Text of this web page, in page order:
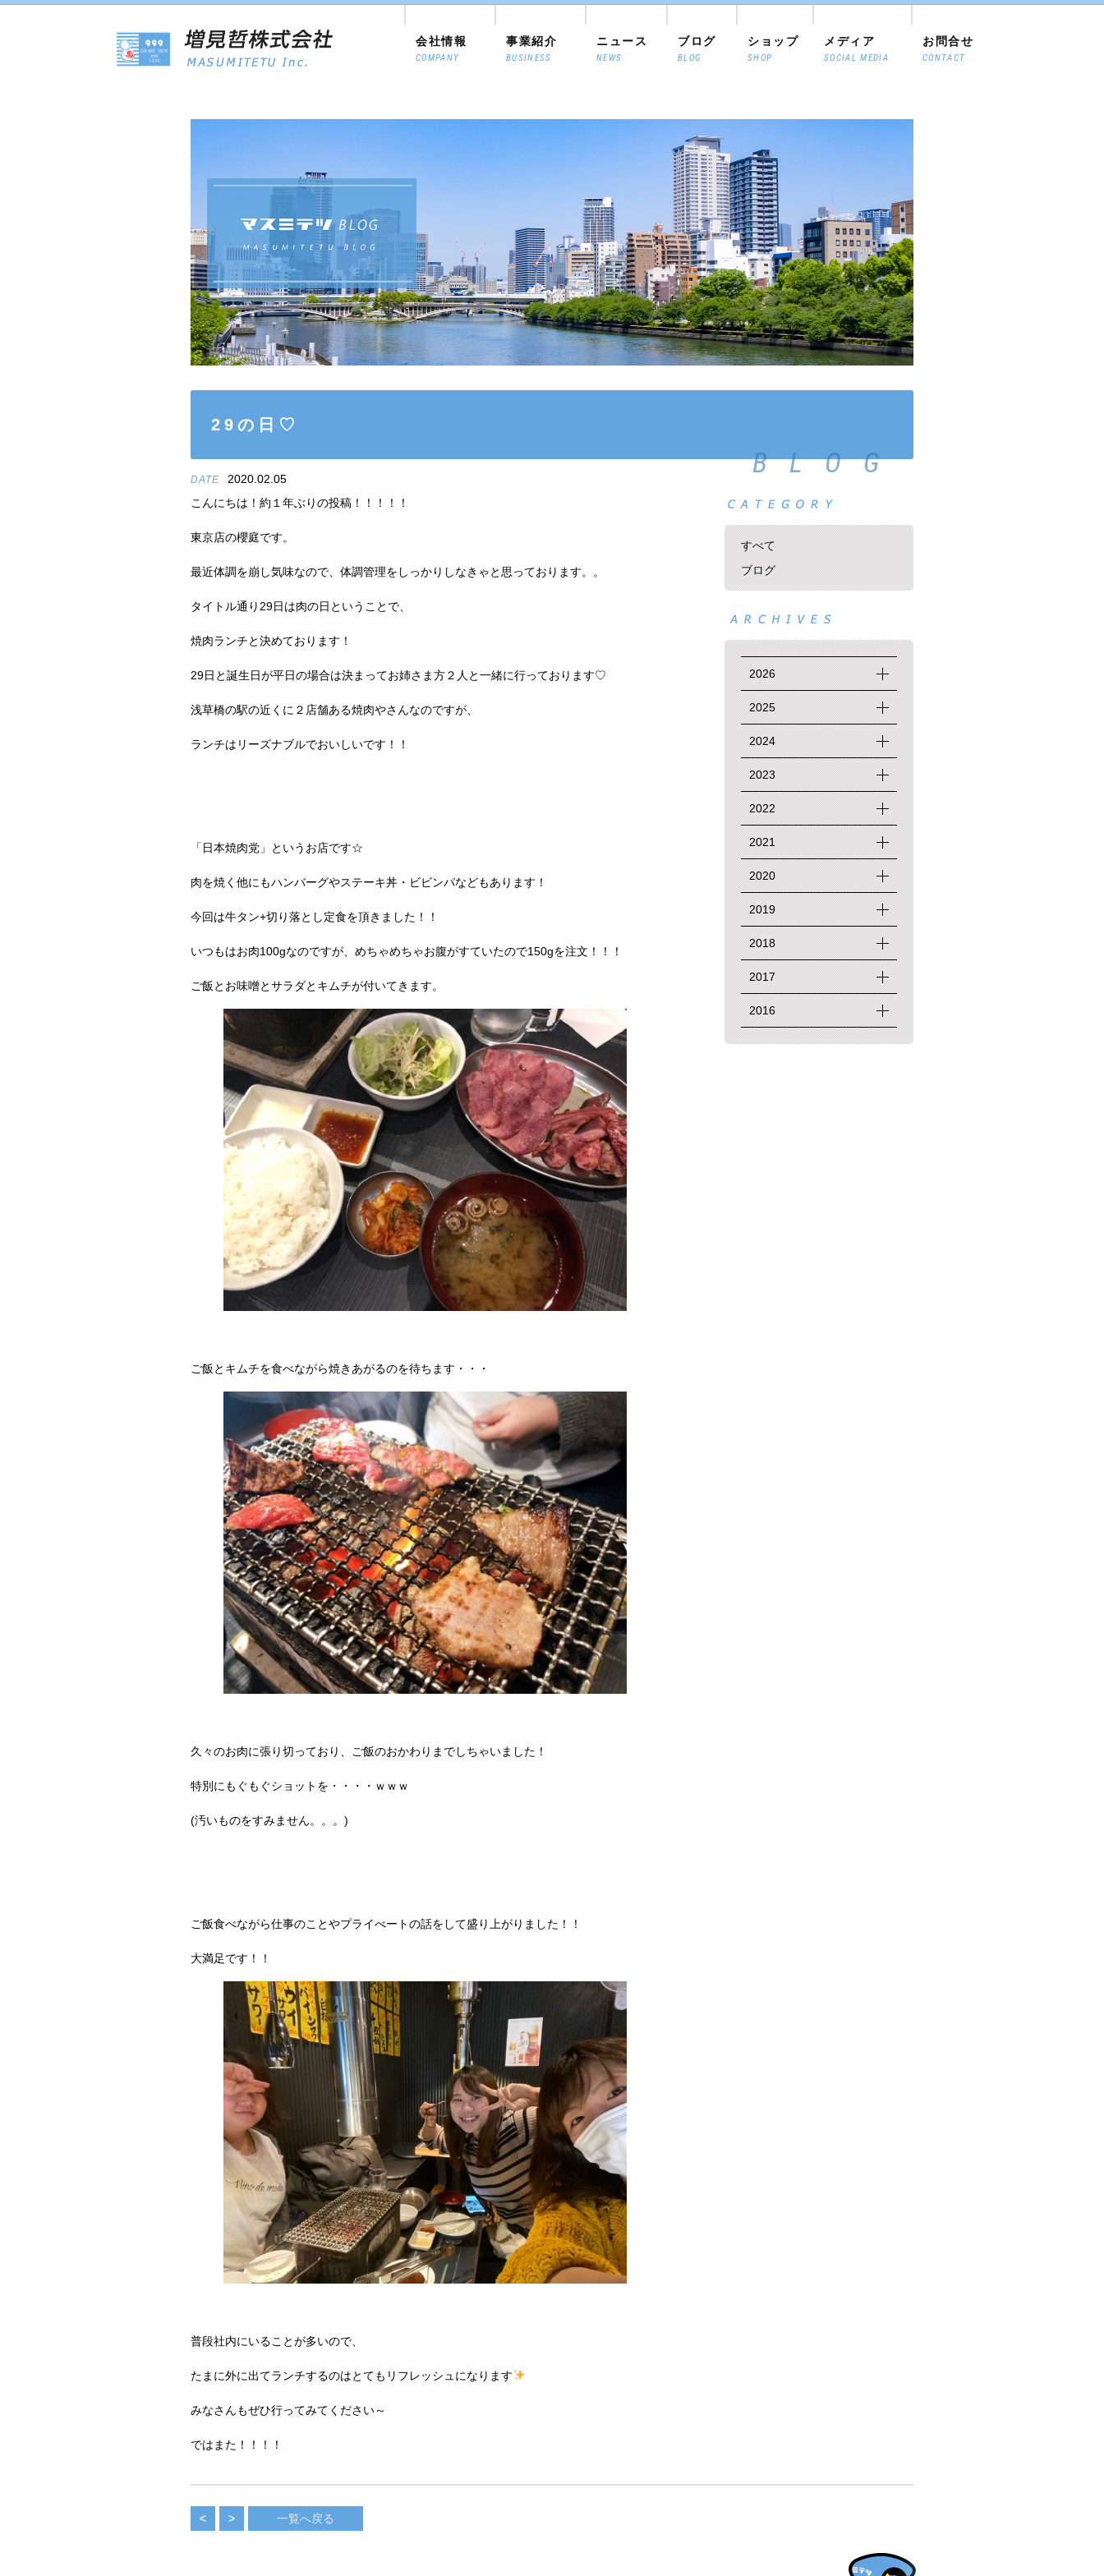
会社情報
COMPANY
事業紹介
BUSINESS
ニュース
NEWS
ブログ
BLOG
ショップ
SHOP
メディア
SOCIAL MEDIA
お問合せ
CONTACT
29の日♡
BLOG
DATE
2020.02.05
こんにちは！約１年ぶりの投稿！！！！！
東京店の櫻庭です。
最近体調を崩し気味なので、体調管理をしっかりしなきゃと思っております。。
タイトル通り29日は肉の日ということで、
焼肉ランチと決めております！
29日と誕生日が平日の場合は決まってお姉さま方２人と一緒に行っております♡
浅草橋の駅の近くに２店舗ある焼肉やさんなのですが、
ランチはリーズナブルでおいしいです！！
「日本焼肉党」というお店です☆
肉を焼く他にもハンバーグやステーキ丼・ビビンパなどもあります！
今回は牛タン+切り落とし定食を頂きました！！
いつもはお肉100gなのですが、めちゃめちゃお腹がすていたので150gを注文！！！
ご飯とお味噌とサラダとキムチが付いてきます。
ご飯とキムチを食べながら焼きあがるのを待ちます・・・
久々のお肉に張り切っており、ご飯のおかわりまでしちゃいました！
特別にもぐもぐショットを・・・・ｗｗｗ
(汚いものをすみません。。。)
ご飯食べながら仕事のことやプライべートの話をして盛り上がりました！！
大満足です！！
普段社内にいることが多いので、
たまに外に出てランチするのはとてもリフレッシュになります
みなさんもぜひ行ってみてください～
ではまた！！！！
すべて
ブログ
2026
2025
2024
2023
2022
2021
2020
2019
2018
2017
2016
< > 一覧へ戻る